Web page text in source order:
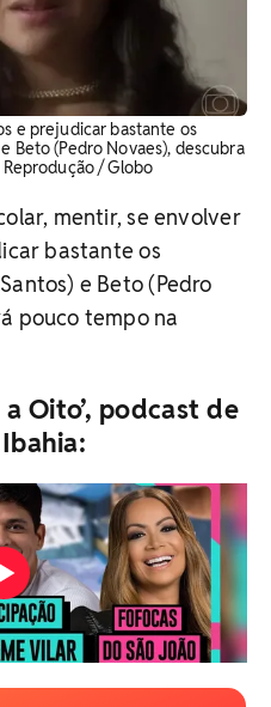
e prejudicar bastante os
Beto (Pedro Novaes), descubra
/ Globo
mentir, se envolver
bastante os
e Beto (Pedro
pouco tempo na
Oito’, podcast de